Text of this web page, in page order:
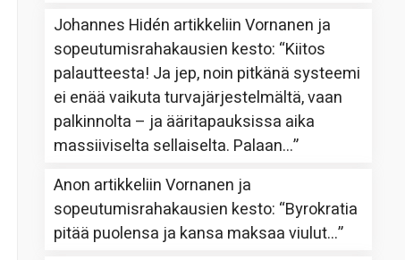
Johannes Hidén artikkeliinVornanen ja
sopeutumisrahakausien kesto: “Kiitos
palautteesta! Ja jep, noin pitkänä systeemi
ei enää vaikuta turvajärjestelmältä, vaan
palkinnolta – ja ääritapauksissa aika
massiiviselta sellaiselta. Palaan…”
Anon artikkeliinVornanen ja
sopeutumisrahakausien kesto: “Byrokratia
pitää puolensa ja kansa maksaa viulut…”